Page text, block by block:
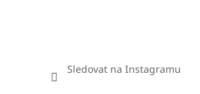
Sledovat na Instagramu